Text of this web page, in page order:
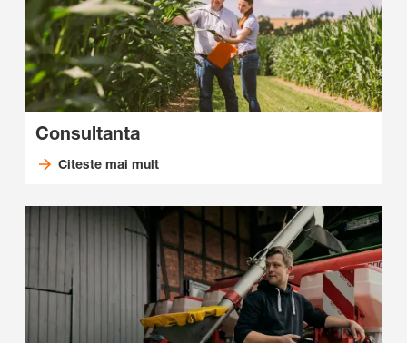
Consultanta
Citeste mai mult